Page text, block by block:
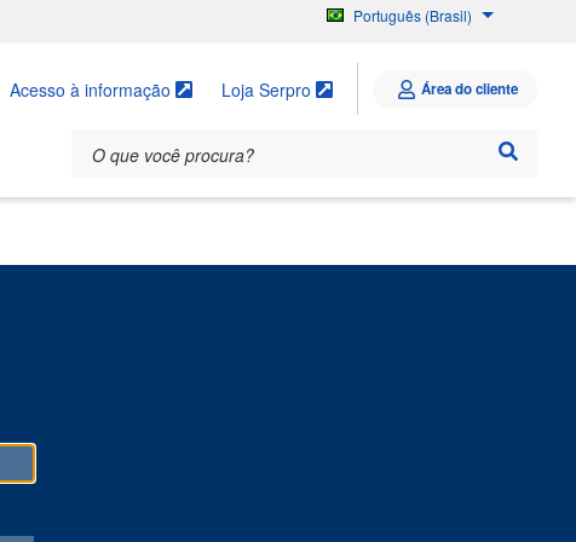
Português (Brasil)
Acesso à informação Loja Serpro Área do cliente